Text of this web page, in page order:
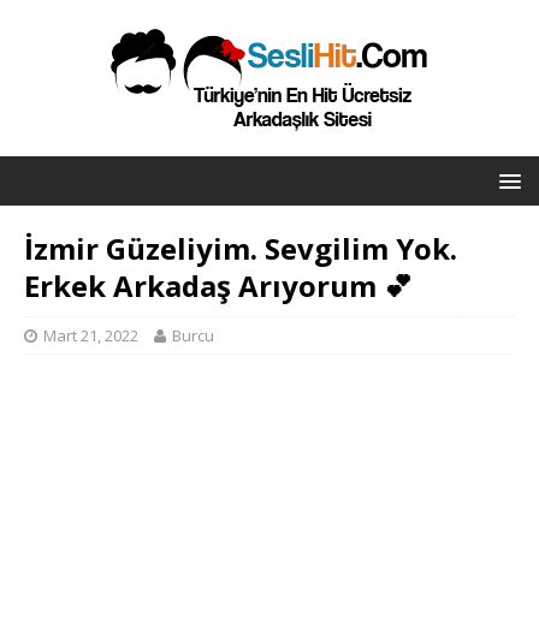
İzmir Güzeliyim. Sevgilim Yok.
Erkek Arkadaş Arıyorum 💕
Mart 21, 2022 Burcu